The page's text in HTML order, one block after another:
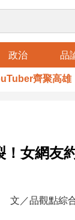
政治 品
齊聚高雄
！女網友
文／品觀點綜